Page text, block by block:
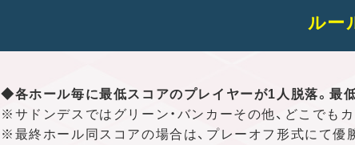
ルー
◆各ホール毎に最低スコアのプレイヤーが1人脱落。最
※サドンデスではグリーン・バンカーその他、どこでも
※最終ホール同スコアの場合は、プレーオフ形式にて優